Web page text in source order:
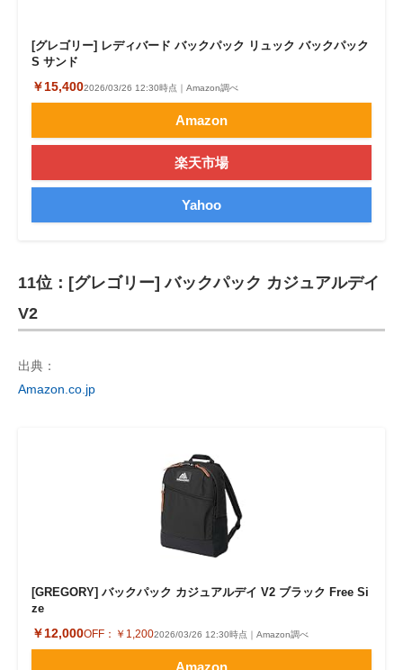
[グレゴリー] レディバード バックパック リュック バックパック
S サンド
￥15,4002026/03/26 12:30時点｜Amazon調べ
Amazon
楽天市場
Yahoo
11位：[グレゴリー] バックパック カジュアルデイ
V2
出典：
Amazon.co.jp
[GREGORY] バックパック カジュアルデイ V2 ブラック Free Si
ze
￥12,000OFF： ￥1,2002026/03/26 12:30時点｜Amazon調べ
Amazon